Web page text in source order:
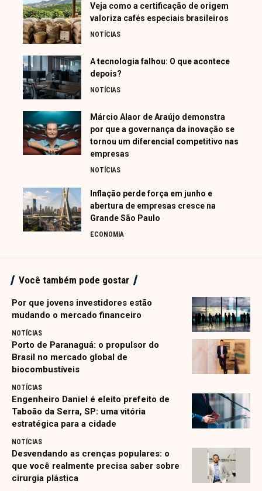
Veja como a certificação de origem
valoriza cafés especiais brasileiros
NOTÍCIAS
A tecnologia falhou: O que acontece
depois?
NOTÍCIAS
Márcio Alaor de Araújo demonstra
por que a governança da inovação se
tornou um diferencial competitivo nas
empresas
NOTÍCIAS
Inflação perde força em junho e
abertura de empresas cresce na
Grande São Paulo
ECONOMIA
Você também pode gostar
Por que jovens investidores estão
mudando o mercado financeiro
NOTÍCIAS
Porto de Paranaguá: o propulsor do
Brasil no mercado global de
biocombustíveis
NOTÍCIAS
Engenheiro Daniel é eleito prefeito de
Taboão da Serra, SP: uma vitória
estratégica para a cidade
NOTÍCIAS
Desvendando as crenças populares: o
que você realmente precisa saber sobre
cirurgia plástica